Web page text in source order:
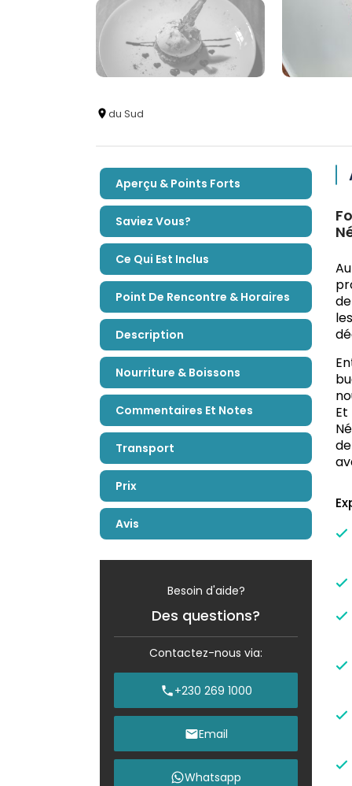
du Sud
Aperçu & Points Forts
Saviez Vous?
Ce Qui Est Inclus
Point De Rencontre & Horaires
Description
Nourriture & Boissons
Commentaires Et Notes
Transport
Prix
Avis
Besoin d'aide?
Des questions?
Contactez-nous via:
+230 269 1000
Email
Whatsapp